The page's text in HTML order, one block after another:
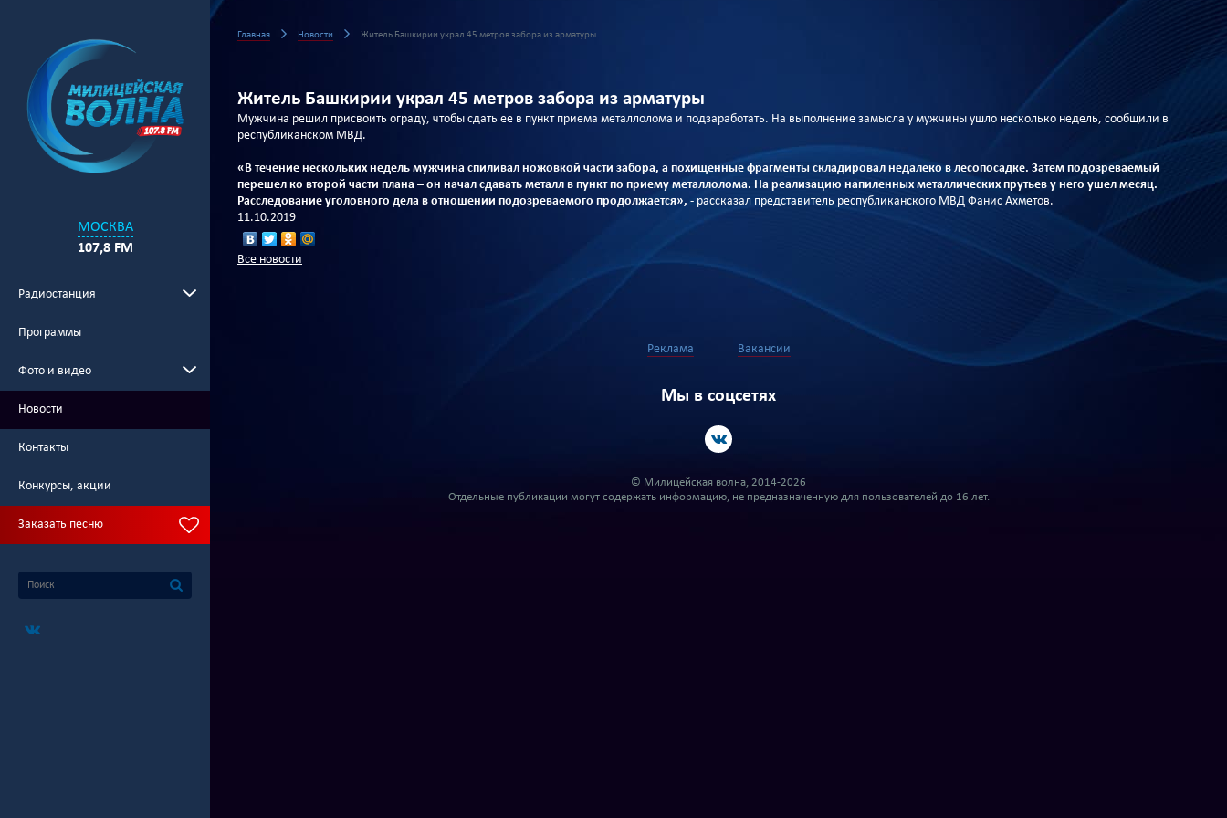
МОСКВА
107,8 FM
Радиостанция
Программы
Фото и видео
Новости
Контакты
Конкурсы, акции
Заказать песню
Главная Новости Житель Башкирии украл 45 метров забора из арматуры
Житель Башкирии украл 45 метров забора из арматуры
Мужчина решил присвоить ограду, чтобы сдать ее в пункт приема металлолома и подзаработать. На выполнение замысла у мужчины ушло несколько недель, сообщили в
республиканском МВД.
«В течение нескольких недель мужчина спиливал ножовкой части забора, а похищенные фрагменты складировал недалеко в лесопосадке. Затем подозреваемый
перешел ко второй части плана – он начал сдавать металл в пункт по приему металлолома. На реализацию напиленных металлических прутьев у него ушел месяц.
Расследование уголовного дела в отношении подозреваемого продолжается», - рассказал представитель республиканского МВД Фанис Ахметов.
11.10.2019
Все новости
Реклама Вакансии
Мы в соцсетях
© Милицейская волна, 2014-2026
Отдельные публикации могут содержать информацию, не предназначенную для пользователей до 16 лет.